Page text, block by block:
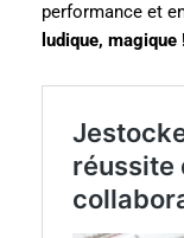
performance et
ludique, magique